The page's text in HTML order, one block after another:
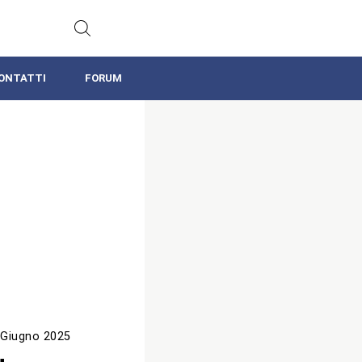
FORUM
2025